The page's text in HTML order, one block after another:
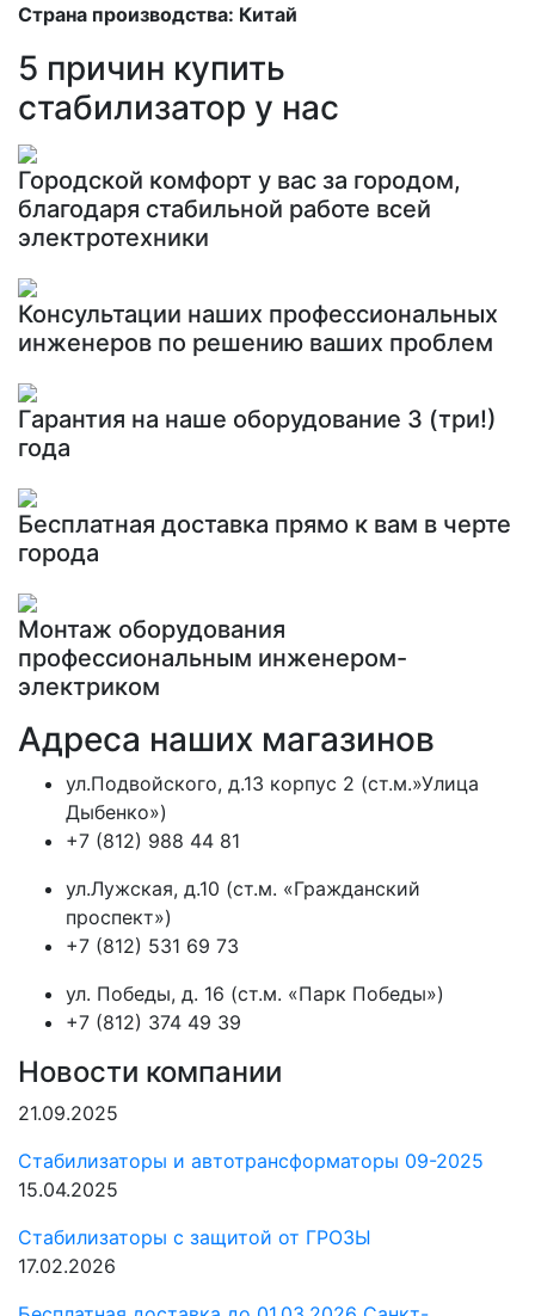
Страна производства: Китай
5 причин купить
стабилизатор у нас
Городской комфорт у вас за городом,
благодаря стабильной работе всей
электротехники
Консультации наших профессиональных
инженеров по решению ваших проблем
Гарантия на наше оборудование 3 (три!)
года
Бесплатная доставка прямо к вам в черте
города
Монтаж оборудования
профессиональным инженером-
электриком
Адреса наших магазинов
ул.Подвойского, д.13 корпус 2 (ст.м.»Улица
Дыбенко»)
+7 (812) 988 44 81
ул.Лужская, д.10 (ст.м. «Гражданский
проспект»)
+7 (812) 531 69 73
ул. Победы, д. 16 (ст.м. «Парк Победы»)
+7 (812) 374 49 39
Новости компании
21.09.2025
Стабилизаторы и автотрансформаторы 09-2025
15.04.2025
Стабилизаторы с защитой от ГРОЗЫ
17.02.2026